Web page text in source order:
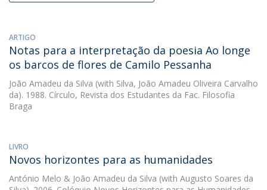
ARTIGO
Notas para a interpretação da poesia Ao longe
os barcos de flores de Camilo Pessanha
João Amadeu da Silva (with Silva, João Amadeu Oliveira Carvalho
da). 1988. Círculo, Revista dos Estudantes da Fac. Filosofia 
Braga
LIVRO
Novos horizontes para as humanidades
António Melo & João Amadeu da Silva (with Augusto Soares da